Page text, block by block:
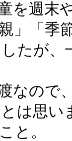
を週末
」「季
たが、
なので
は思い
と。